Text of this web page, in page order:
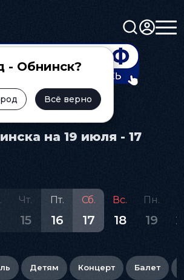
- Обнинск?
Всё верно
на 19 июля - 17
Чт.
15
Пт.
16
Сб.
17
Вс.
18
Пн.
19
Детям Концерт Балет